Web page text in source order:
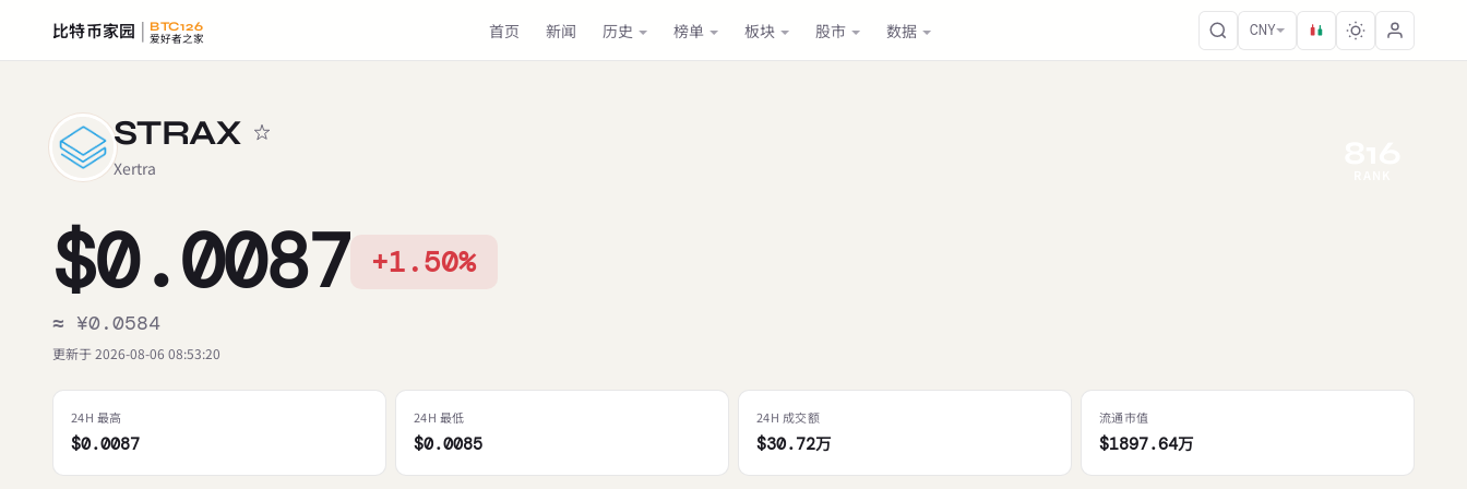
比特币家园
BTC126
爱好者之家
首页 新闻 历史 榜单 板块 股市 数据 CNY
STRAX
Xertra
$0.0087 +1.50%
≈ ¥0.0584
更新于 2026-08-06 08:53:20
24H 最高
$0.0087
24H 最低
$0.0085
24H 成交额
$30.72万
流通市值
$1897.64万